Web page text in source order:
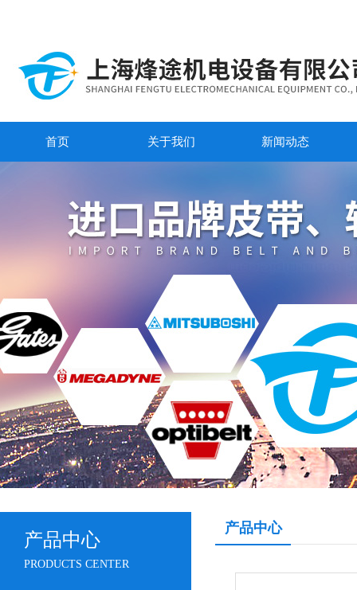
首页 关于我们 新闻动态
产品中心
PRODUCTS CENTER
产品中心